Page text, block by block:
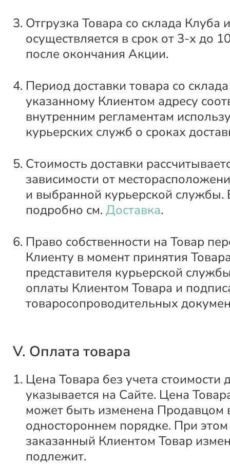
Отгрузка Товара со склада Клуба
осуществляется в срок от 3-х до
после окончания Акции.
Период доставки товара со
указанному Клиентом адресу
внутренним регламентам
курьерских служб о сроках
Стоимость доставки
зависимости от
и выбранной курьерской службы.
подробно см. Доставка.
Право собственности на Товар
Клиенту в момент принятия
представителя курьерской
оплаты Клиентом Товара и
товаросопроводительных
V. Оплата товара
Цена Товара без учета стоимости
указывается на Сайте. Цена
может быть изменена Продавцом
одностороннем порядке. При
заказанный Клиентом Товар
подлежит.